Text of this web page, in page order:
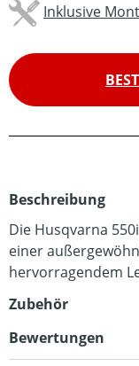
Inklusive
Beschreibung
Die Husqvarna
einer
hervorragendem
Zubehör
Bewertungen